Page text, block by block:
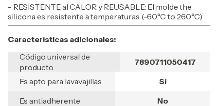
- RESISTENTE al CALOR y REUSABLE: El molde the
silicona es resistente a temperaturas (-60°C to 260°C)
Características adicionales:
Código universal de
producto
7890711050417
Es apto para lavavajillas
Sí
Es antiadherente
No